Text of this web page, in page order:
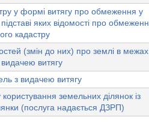
у формі витягу про обмеження у
яких відомості про
кадастру
(змін до них) про землі в межах
видачею витягу
з видачею витягу
земельних ділянок із
(послуга надається ДЗРП)